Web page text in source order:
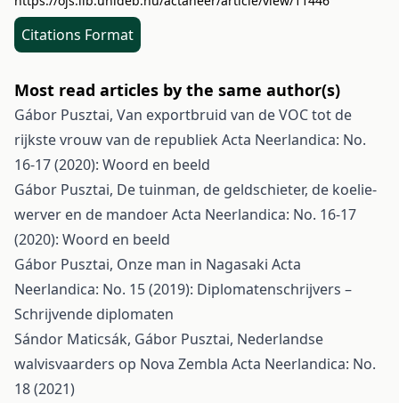
Citations Format
Most read articles by the same author(s)
Gábor Pusztai, Van exportbruid van de VOC tot de
rijkste vrouw van de republiek Acta Neerlandica: No.
16-17 (2020): Woord en beeld
Gábor Pusztai, De tuinman, de geldschieter, de koelie-
werver en de mandoerActa Neerlandica: No. 16-17
(2020): Woord en beeld
Gábor Pusztai, Onze man in Nagasaki Acta
Neerlandica: No. 15 (2019): Diplomatenschrijvers –
Schrijvende diplomaten
Sándor Maticsák, Gábor Pusztai, Nederlandse
walvisvaarders op Nova Zembla Acta Neerlandica: No.
18 (2021)